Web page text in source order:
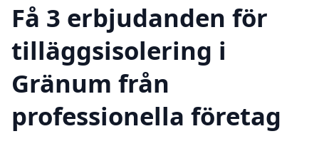
Få 3 erbjudanden för
tilläggsisolering i
Gränum från
professionella företag